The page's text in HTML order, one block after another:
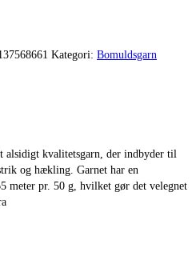
Kategori: Bomuldsgarn
alsidigt kvalitetsgarn, der indbyder til
og hækling. Garnet har en
meter pr. 50 g, hvilket gør det velegnet